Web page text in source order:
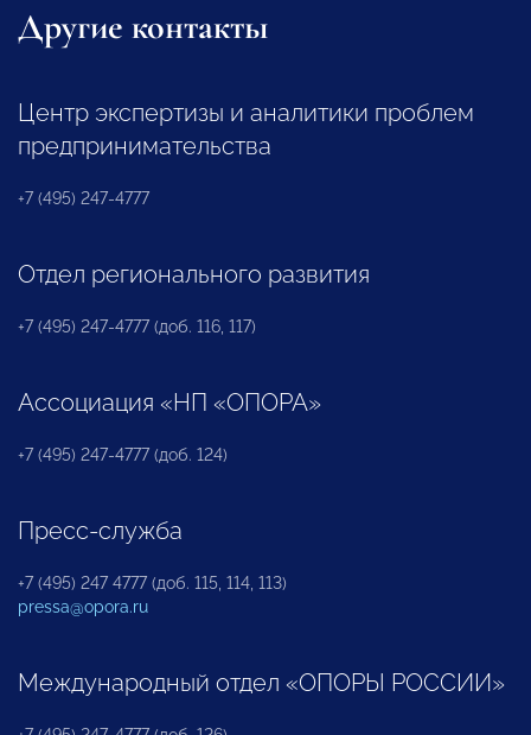
Другие контакты
Центр экспертизы и аналитики проблем
предпринимательства
+7 (495) 247-4777
Отдел регионального развития
+7 (495) 247-4777 (доб. 116, 117)
Ассоциация «НП «ОПОРА»
+7 (495) 247-4777 (доб. 124)
Пресс-служба
+7 (495) 247 4777 (доб. 115, 114, 113)
pressa@opora.ru
Международный отдел «ОПОРЫ РОССИИ»